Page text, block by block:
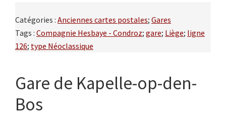
Catégories : Anciennes cartes postales; Gares
Tags : Compagnie Hesbaye - Condroz; gare; Liège; ligne
126; type Néoclassique
Gare de Kapelle-op-den-
Bos